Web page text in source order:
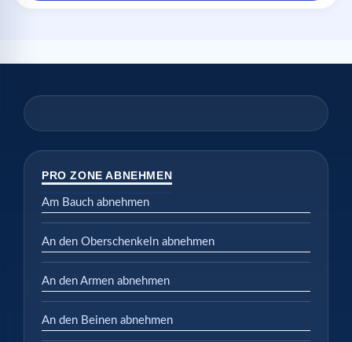
PRO ZONE ABNEHMEN
Am Bauch abnehmen
An den Oberschenkeln abnehmen
An den Armen abnehmen
An den Beinen abnehmen